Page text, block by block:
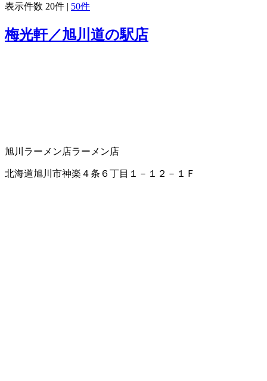
表示件数 20件 | 50件
梅光軒／旭川道の駅店
旭川ラーメン店ラーメン店
北海道旭川市神楽４条６丁目１－１２－１Ｆ